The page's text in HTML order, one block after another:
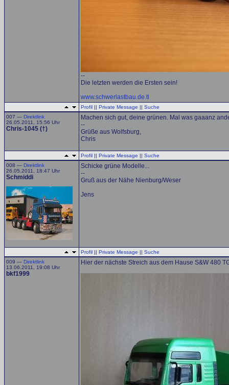
--
Die letzten werden die Ersten sein!
www.schwerlastbau.de.tl
Profil || Private Message || Suche
007 — Direktlink
26.05.2011, 15:56 Uhr
Chris-1045 (†)
Machen sich gut, deine grünen. Mal was gaaanz
--
Grüße aus Wolfsburg,
Chris
Profil || Private Message || Suche
008 — Direktlink
26.05.2011, 18:47 Uhr
Schmiddi
Schicke grüne Modelle...
--
Gruß aus der Nähe Nienburg/Weser
Jens
Profil || Private Message || Suche
009 — Direktlink
13.06.2011, 19:08 Uhr
bkf1999
Hier der nächste Streich aus dem Hause S&W 480